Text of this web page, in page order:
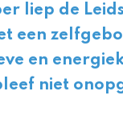
liep de
een
en
niet